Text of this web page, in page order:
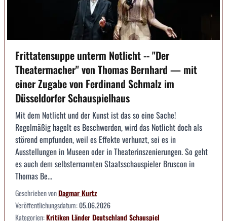
Frittatensuppe unterm Notlicht -- "Der
Theatermacher" von Thomas Bernhard — mit
einer Zugabe von Ferdinand Schmalz im
Düsseldorfer Schauspielhaus
Mit dem Notlicht und der Kunst ist das so eine Sache!
Regelmäßig hagelt es Beschwerden, wird das Notlicht doch als
störend empfunden, weil es Effekte verhunzt, sei es in
Ausstellungen in Museen oder in Theaterinszenierungen. So geht
es auch dem selbsternannten Staatsschauspieler Bruscon in
Thomas Be...
Geschrieben vonDagmar Kurtz
Veröffentlichungsdatum:05.06.2026
Kategorien:KritikenLänderDeutschlandSchauspiel